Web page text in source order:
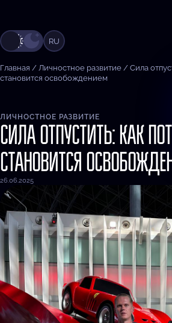
RU
Главная / Личностное развитие / Сила
становится освобождением
ЛИЧНОСТНОЕ РАЗВИТИЕ
СИЛА ОТПУСТИТЬ: КАК
СТАНОВИТСЯ
26.06.2025